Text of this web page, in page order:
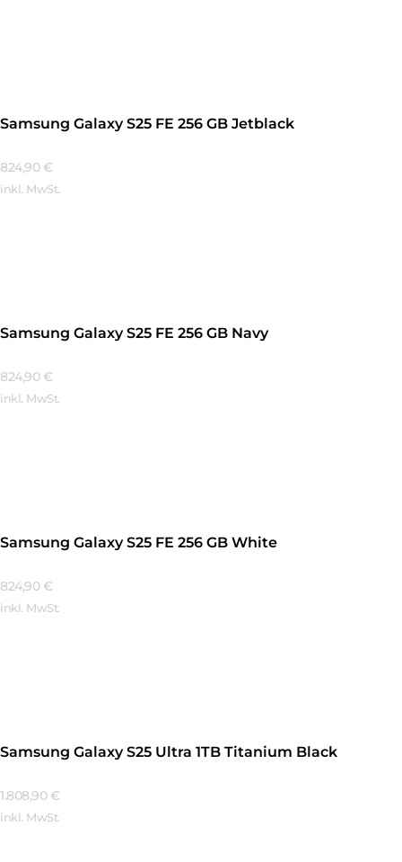
Samsung Galaxy S25 FE 256 GB Jetblack
824,90 €
inkl. MwSt.
Samsung Galaxy S25 FE 256 GB Navy
824,90 €
inkl. MwSt.
Samsung Galaxy S25 FE 256 GB White
824,90 €
inkl. MwSt.
Samsung Galaxy S25 Ultra 1TB Titanium Black
1.808,90 €
inkl. MwSt.